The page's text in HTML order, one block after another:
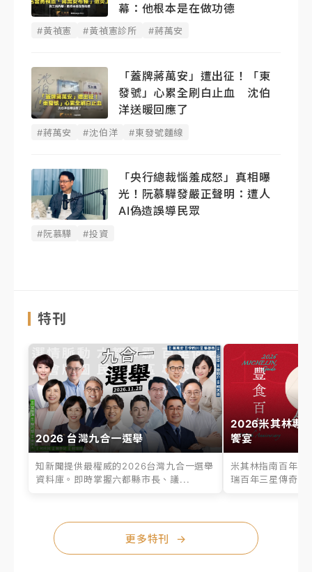
幕：他根本是在做功德
#黃禎憲 #黃禎憲診所 #蔣萬安
「蓋牌蔣萬安」遭出征！「東
發號」心累全刷白止血 沈伯
洋送暖回應了
#蔣萬安 #沈伯洋 #東發號麵線
「央行總裁惱羞成怒」真相曝
光！阮慕驊發嚴正聲明： 遭人
AI偽造誤導民眾
#阮慕驊 #投資
特刊
2026 台灣九合一選舉
知新聞提供最權威的2026台灣九合一選舉
資料庫。即時掌握六都縣市長、議...
2026米其林專
饗宴
米其林指南百年之
瑞百年三星傳奇、
更多特刊 →